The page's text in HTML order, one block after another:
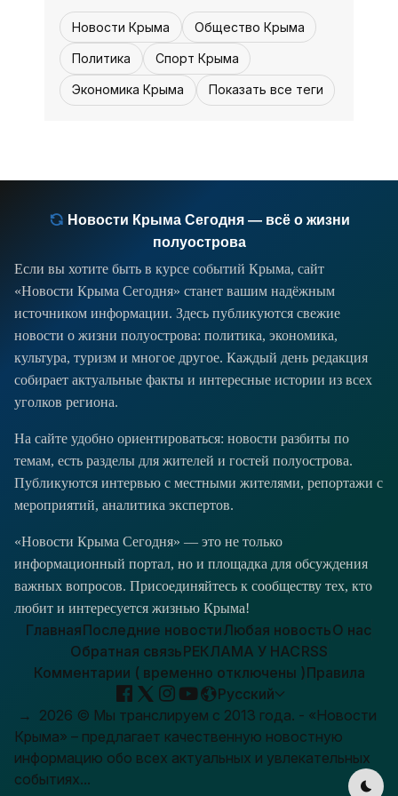
национальном центре
На этот раз виновата непогода. Гроза
и неблагоприятные погодные условия
минувшей ночью привели к авариям
на линиях электроснабжения в
нескольких районах Крыма. Без света
Новости Крыма Общество Крыма
Политика Спорт Крыма
Экономика Крыма Показать все теги
Новости Крыма Сегодня — всё о жизни
полуострова
Если вы хотите быть в курсе событий Крыма, сайт
«Новости Крыма Сегодня» станет вашим надёжным
источником информации. Здесь публикуются свежие
новости о жизни полуострова: политика, экономика,
культура, туризм и многое другое. Каждый день редакция
собирает актуальные факты и интересные истории из всех
уголков региона.
На сайте удобно ориентироваться: новости разбиты по
темам, есть разделы для жителей и гостей полуострова.
Публикуются интервью с местными жителями, репортажи с
мероприятий, аналитика экспертов.
«Новости Крыма Сегодня» — это не только
информационный портал, но и площадка для обсуждения
важных вопросов. Присоединяйтесь к сообществу тех, кто
любит и интересуется жизнью Крыма!
ГлавнаяПоследние новостиЛюбая новостьО нас
Обратная связьРЕКЛАМА У НАСRSS
Комментарии ( временно отключены )Правила
Русский
→ 2026 © Мы транслируем с 2013 года. - «Новости
Крыма» – предлагает качественную новостную
информацию обо всех актуальных и увлекательных
событиях...